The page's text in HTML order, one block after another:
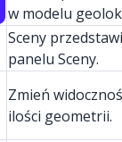
w modelu
Sceny
panelu Sceny.
Zmień
ilości geometrii.